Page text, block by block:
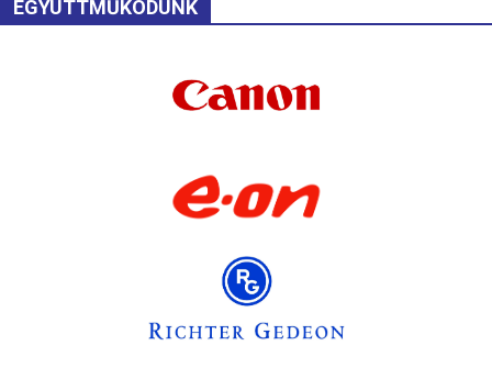
EGYÜTTMŰKÖDÜNK